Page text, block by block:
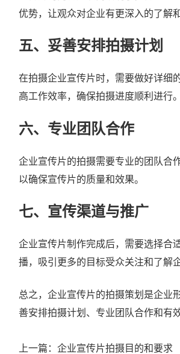
优势，让观众对企业有更深入的了解
五、妥善安排拍摄计划
在拍摄企业宣传片时，需要做好详细
高工作效率，确保拍摄进度顺利进行。
六、专业团队合作
企业宣传片的拍摄需要专业的团队合
以确保宣传片的质量和效果。
七、宣传渠道与推广
企业宣传片制作完成后，需要选择合
播，吸引更多的目标受众关注和了解企
总之，企业宣传片的拍摄策划是企业
善安排拍摄计划、专业团队合作和有
上一篇： 企业宣传片拍摄目的和要求